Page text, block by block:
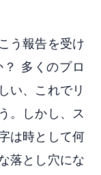
う報告を受け
多くのプロ
い、これでリ
。しかし、ス
は時として何
落とし穴にな